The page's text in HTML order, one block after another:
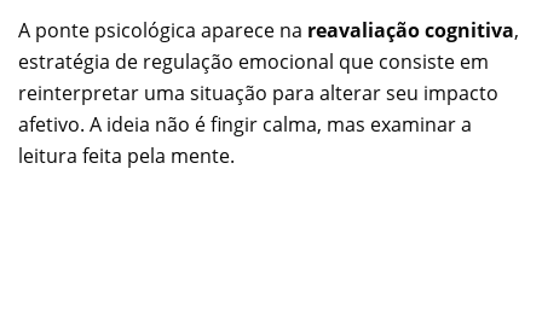
A ponte psicológica aparece na reavaliação cognitiva,
estratégia de regulação emocional que consiste em
reinterpretar uma situação para alterar seu impacto
afetivo. A ideia não é fingir calma, mas examinar a
leitura feita pela mente.